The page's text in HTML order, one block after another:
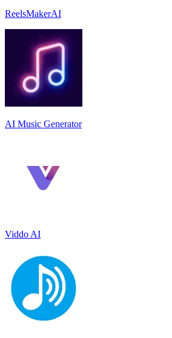
ReelsMakerAI
AI Music Generator
Viddo AI